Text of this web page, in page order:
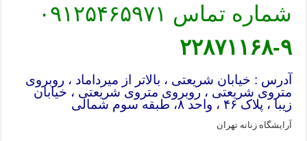
شماره تماس ۰۹۱۲۵۴۶۵۹۷۱
۲۲۸۷۱۱۶۸-۹
آدرس : خیابان شریعتی ، بالاتر از میرداماد ، روبروی
متروی شریعتی ، روبروی متروی شریعتی ، خیابان
زیبا ، پلاک ۴۶ ، واحد ۸، طبقه سوم شمالی
آرایشگاه زنانه تهران